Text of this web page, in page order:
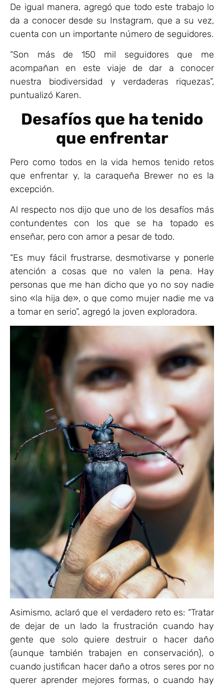
De igual manera, agregó que todo este trabajo lo
da a conocer desde su Instagram, que a su vez,
cuenta con un importante número de seguidores.
“Son más de 150 mil seguidores que me
acompañan en este viaje de dar a conocer
nuestra biodiversidad y verdaderas riquezas”,
puntualizó Karen.
Desafíos que ha tenido
que enfrentar
Pero como todos en la vida hemos tenido retos
que enfrentar y, la caraqueña Brewer no es la
excepción.
Al respecto nos dijo que uno de los desafíos más
contundentes con los que se ha topado es
enseñar, pero con amor a pesar de todo.
“Es muy fácil frustrarse, desmotivarse y ponerle
atención a cosas que no valen la pena. Hay
personas que me han dicho que yo no soy nadie
sino «la hija de», o que como mujer nadie me va
a tomar en serio”, agregó la joven exploradora.
Asimismo, aclaró que el verdadero reto es: “Tratar
de dejar de un lado la frustración cuando hay
gente que solo quiere destruir o hacer daño
(aunque también trabajen en conservación), o
cuando justifican hacer daño a otros seres por no
querer aprender mejores formas, o cuando hay